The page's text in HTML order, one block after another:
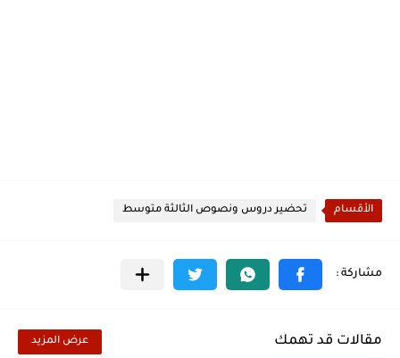
الأقسام تحضير دروس ونصوص الثالثة متوسط
مقالات قد تهمك عرض المزيد